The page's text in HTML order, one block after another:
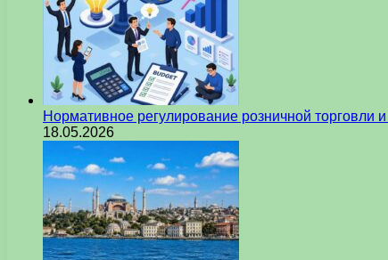
Нормативное регулирование розничной торговли
18.05.2026